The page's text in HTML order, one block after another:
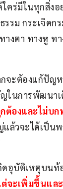
ใคร่มีในทุกสิ่งอ
รม​ ​กระเจิดก
งตา ทางหู ท
จะต้องแก้ปัญ
ในการพัฒนาเ
ต้องและไม่บก
แล้วจะได้เป็น
อุบัติเหตุบนท้
จะเพิ่มขึ้นแล